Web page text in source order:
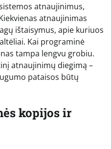
atnaujinimus,
atnaujinimas
ištaisymus, apie kuriuos
Kai programinė
tampa lengvu grobiu.
atnaujinimų diegimą –
pataisos būtų
kopijos ir